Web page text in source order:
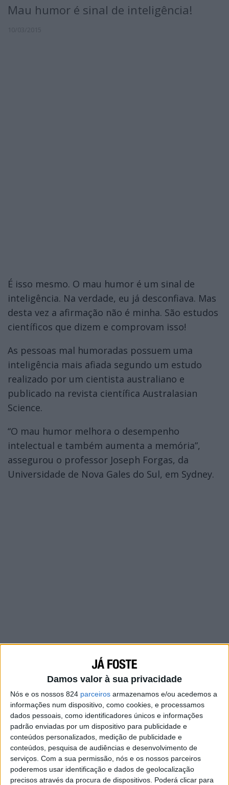
Damos valor à sua privacidade
Nós e os nossos 824 parceiros armazenamos e/ou acedemos a
informações num dispositivo, como cookies, e processamos
dados pessoais, como identificadores únicos e informações
padrão enviadas por um dispositivo para publicidade e
conteúdos personalizados, medição de publicidade e
conteúdos, pesquisa de audiências e desenvolvimento de
serviços. Com a sua permissão, nós e os nossos parceiros
poderemos usar identificação e dados de geolocalização
precisos através da procura de dispositivos. Poderá clicar para
Mau humor é sinal de inteligência!
É isso mesmo. O mau humor é um sinal de
inteligência. Na verdade, eu já desconfiava. Mas
desta vez a afirmação não é minha. São estudos
científicos que dizem e comprovam isso!
As pessoas mal humoradas possuem uma
inteligência mais afiada segundo um estudo
realizado por um cientista australiano e
publicado na revista científica Australasian
Science.
“O mau humor melhora o desempenho
intelectual e também aumenta a memória”,
assegurou o professor Joseph Forgas, da
Universidade de Nova Gales do Sul, em Sydney.
“Um estado de ânimo positivo também tem as
suas vantagens, mas estas estão relacionadas
com outras áreas, tais como a criatividade, a
flexibilidade e a cooperação. O mau humor, por